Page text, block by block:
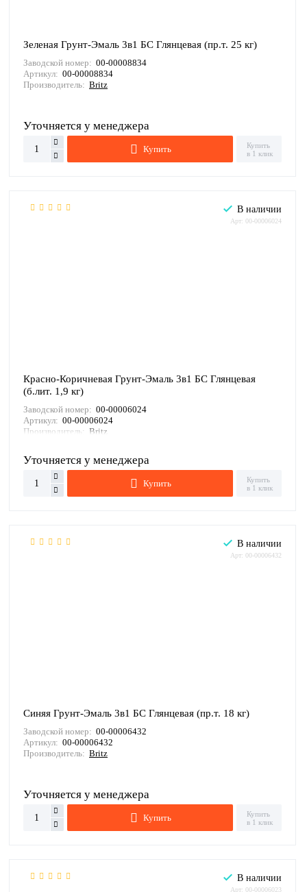
Зеленая Грунт-Эмаль 3в1 БС Глянцевая (пр.т. 25 кг)
Заводской номер: 00-00008834
Артикул: 00-00008834
Производитель: Britz
Уточняется у менеджера
Купить
Купить
в 1 клик
В наличии
Арт: 00-00006024
Красно-Коричневая Грунт-Эмаль 3в1 БС Глянцевая
(б.лит. 1,9 кг)
Заводской номер: 00-00006024
Артикул: 00-00006024
Производитель: Britz
Уточняется у менеджера
Купить
Купить
в 1 клик
В наличии
Арт: 00-00006432
Синяя Грунт-Эмаль 3в1 БС Глянцевая (пр.т. 18 кг)
Заводской номер: 00-00006432
Артикул: 00-00006432
Производитель: Britz
Уточняется у менеджера
Купить
Купить
в 1 клик
В наличии
Арт: 00-00006023